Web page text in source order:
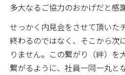
多大なるご協力のおかげだと感
せっかく内見会をさせて頂いた
終わるのではなく、そこから次
りません。この繋がり（絆）を
繋がるように、社員一同一丸と